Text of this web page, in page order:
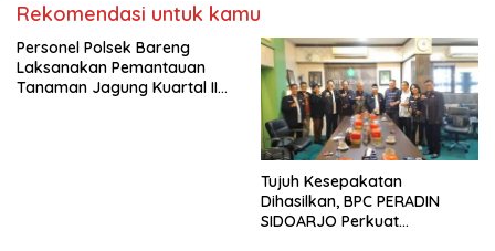
Rekomendasi untuk kamu
Personel Polsek Bareng
Laksanakan Pemantauan
Tanaman Jagung Kuartal II
Tujuh Kesepakatan
Dihasilkan, BPC PERADIN
SIDOARJO Perkuat